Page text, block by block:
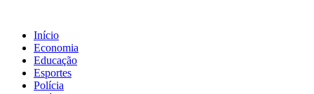
Início
Economia
Educação
Esportes
Polícia